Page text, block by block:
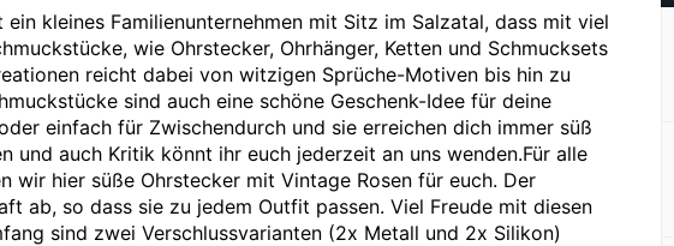
kleines Familienunternehmen mit Sitz im Salzatal, dass mit viel
wie Ohrstecker, Ohrhänger, Ketten und Schmucksets
reicht dabei von witzigen Sprüche-Motiven bis hin zu
sind auch eine schöne Geschenk-Idee für deine
einfach für Zwischendurch und sie erreichen dich immer süß
und auch Kritik könnt ihr euch jederzeit an uns wenden.Für alle
wir hier süße Ohrstecker mit Vintage Rosen für euch. Der
ab, so dass sie zu jedem Outfit passen. Viel Freude mit diesen
sind zwei Verschlussvarianten (2x Metall und 2x Silikon)